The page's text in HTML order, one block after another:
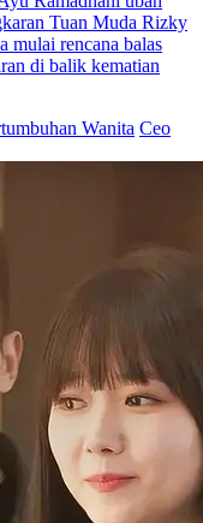
setelah
yang luar biasa,
tuanya sudah tiada,
istrinya yang
muda tolol yang kaya
haus akan kekuasaan.
Balas dendam istri?
perintah darinya...
dendam